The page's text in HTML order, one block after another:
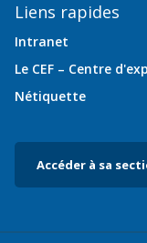
Liens rapides
Intranet
Le CEF – Centre
Nétiquette
Accéder à sa